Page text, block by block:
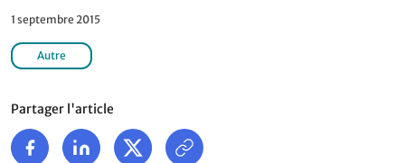
1 septembre 2015
Autre
Partager l'article